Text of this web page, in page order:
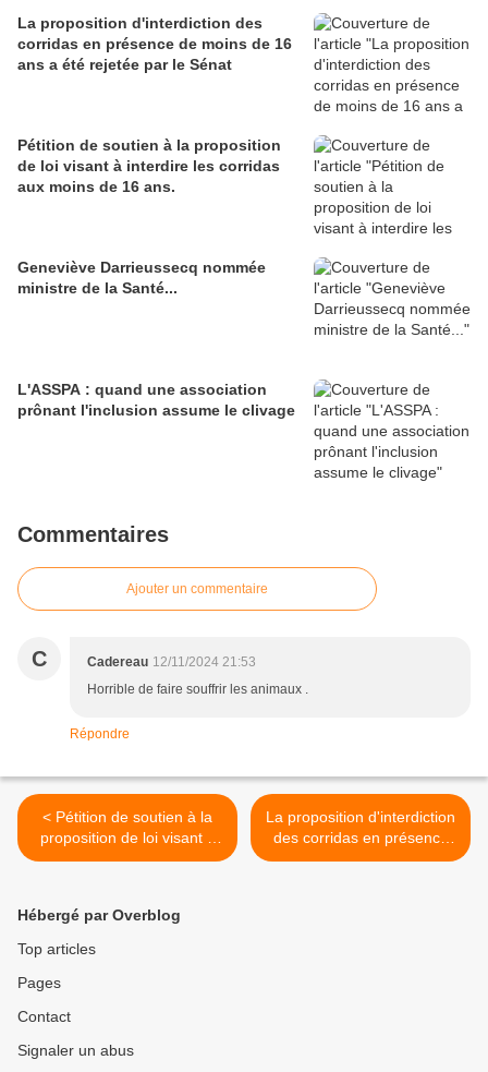
La proposition d'interdiction des
corridas en présence de moins de 16
ans a été rejetée par le Sénat
Pétition de soutien à la proposition
de loi visant à interdire les corridas
aux moins de 16 ans.
Geneviève Darrieussecq nommée
ministre de la Santé...
L'ASSPA : quand une association
prônant l'inclusion assume le clivage
Commentaires
Ajouter un commentaire
C Cadereau 12/11/2024 21:53
Horrible de faire souffrir les animaux .
Répondre
< Pétition de soutien à la
proposition de loi visant à
interdire les corridas aux
La proposition d'interdiction
des corridas en présence
de moins de 16 ans a été
Hébergé par Overblog
Top articles
Pages
Contact
Signaler un abus